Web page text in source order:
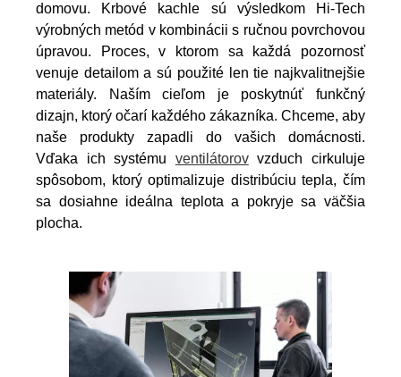
domovu. Krbové kachle sú výsledkom Hi-Tech
výrobných metód v kombinácii s ručnou povrchovou
úpravou. Proces, v ktorom sa každá pozornosť
venuje detailom a sú použité len tie najkvalitnejšie
materiály. Naším cieľom je poskytnúť funkčný
dizajn, ktorý očarí každého zákazníka. Chceme, aby
naše produkty zapadli do vašich domácnosti.
Vďaka ich systému ventilátorovvzduch cirkuluje
spôsobom, ktorý optimalizuje distribúciu tepla, čím
sa dosiahne ideálna teplota a pokryje sa väčšia
plocha.